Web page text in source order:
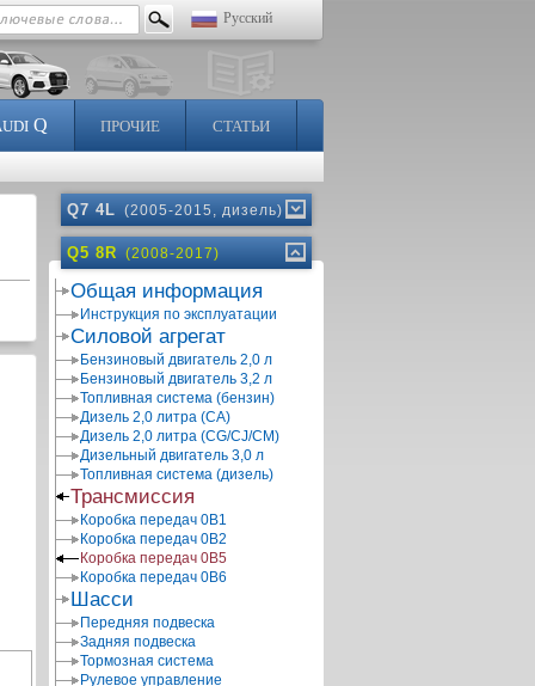
Русский
Q ПРОЧИЕ СТАТЬИ
Q7 4L (2005-2015, дизель)
Q5 8R (2008-2017)
Общая информация
Инструкция по эксплуатации
Силовой агрегат
Бензиновый двигатель 2,0 л
Бензиновый двигатель 3,2 л
Топливная система (бензин)
Дизель 2,0 литра (CA)
Дизель 2,0 литра (CG/CJ/CM)
Дизельный двигатель 3,0 л
Топливная система (дизель)
Трансмиссия
Коробка передач 0В1
Коробка передач 0В2
Коробка передач 0В5
Коробка передач 0В6
Шасси
Передняя подвеска
Задняя подвеска
Тормозная система
Рулевое управление